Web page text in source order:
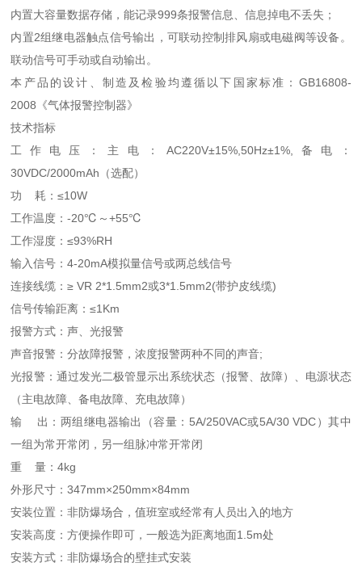
内置大容量数据存储，能记录999条报警信息、信息掉电不丢失；
内置2组继电器触点信号输出，可联动控制排风扇或电磁阀等设备。
联动信号可手动或自动输出。
本产品的设计、制造及检验均遵循以下国家标准： GB16808-
2008《气体报警控制器》
技术指标
工作电压：主电： AC220V±15%,50Hz±1%, 备电：
30VDC/2000mAh（选配）
功
耗：≤10W
工作温度：-20℃～+55℃
工作湿度：≤93%RH
输入信号：4-20mA模拟量信号或两总线信号
连接线缆：≥ VR 2*1.5mm2或3*1.5mm2(带护皮线缆)
信号传输距离：≤1Km
报警方式：声、光报警
声音报警：分故障报警，浓度报警两种不同的声音;
光报警：通过发光二极管显示出系统状态（报警、故障）、电源状态
（主电故障、备电故障、充电故障）
输
出：两组继电器输出（容量： 5A/250VAC或5A/30 VDC）其中
一组为常开常闭，另一组脉冲常开常闭
重
量：4kg
外形尺寸：347mm×250mm×84mm
安装位置：非防爆场合，值班室或经常有人员出入的地方
安装高度：方便操作即可，一般选为距离地面1.5m处
安装方式：非防爆场合的壁挂式安装